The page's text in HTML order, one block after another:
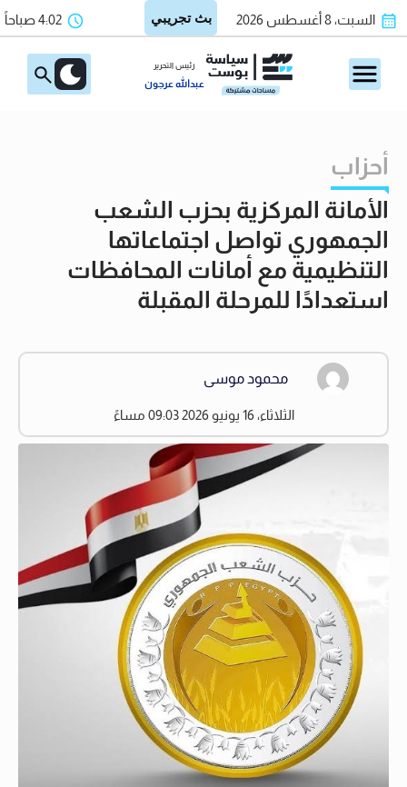
السبت، 8 أغسطس 2026 4:02 صباحاً
رئيس التحرير
عبدالله عرجون
أحزاب
الأمانة المركزية بحزب الشعب
الجمهوري تواصل اجتماعاتها
التنظيمية مع أمانات المحافظات
استعدادًا للمرحلة المقبلة
محمود موسى
الثلاثاء، 16 يونيو 2026 09:03 مساءً